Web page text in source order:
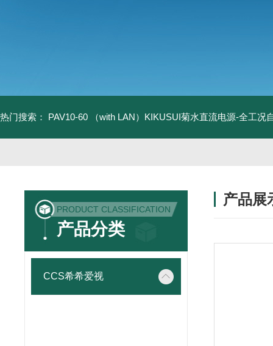
热门搜索： PAV10-60 （with LAN）KIKUSUI菊水直流电源-全工况
PRODUCT CLASSIFICATION
产品分类
CCS希希爱视
产品展